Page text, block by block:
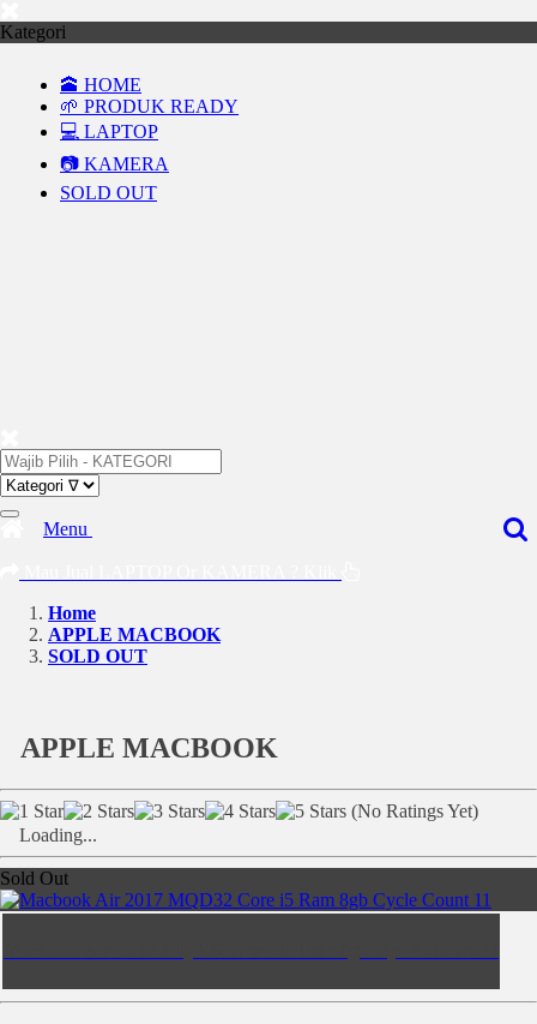
Kategori
🕋 HOME
🌱 PRODUK READY
💻 LAPTOP
📷 KAMERA
SOLD OUT
Menu
Home
APPLE MACBOOK
SOLD OUT
APPLE MACBOOK
(No Ratings Yet)
Loading...
Sold Out